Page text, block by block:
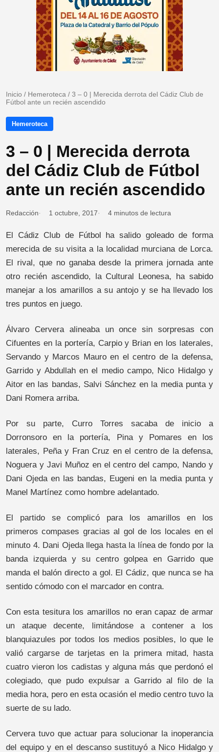
Inicio / Hemeroteca / 3 – 0 | Merecida derrota del Cádiz Club de
Fútbol ante un recién ascendido
Hemeroteca
3 – 0 | Merecida derrota
del Cádiz Club de Fútbol
ante un recién ascendido
Redacción 1 octubre, 2017 4 minutos de lectura
El Cádiz Club de Fútbol ha salido goleado de forma
merecida de su visita a la localidad murciana de Lorca.
El rival, que no ganaba desde la primera jornada ante
otro recién ascendido, la Cultural Leonesa, ha sabido
manejar a los amarillos a su antojo y se ha llevado los
tres puntos en juego.
Álvaro Cervera alineaba un once sin sorpresas con
Cifuentes en la portería, Carpio y Brian en los laterales,
Servando y Marcos Mauro en el centro de la defensa,
Garrido y Abdullah en el medio campo, Nico Hidalgo y
Aitor en las bandas, Salvi Sánchez en la media punta y
Dani Romera arriba.
Por su parte, Curro Torres sacaba de inicio a
Dorronsoro en la portería, Pina y Pomares en los
laterales, Peña y Fran Cruz en el centro de la defensa,
Noguera y Javi Muñoz en el centro del campo, Nando y
Dani Ojeda en las bandas, Eugeni en la media punta y
Manel Martínez como hombre adelantado.
El partido se complicó para los amarillos en los
primeros compases gracias al gol de los locales en el
minuto 4. Dani Ojeda llega hasta la línea de fondo por la
banda izquierda y su centro golpea en Garrido que
manda el balón directo a gol. El Cádiz, que nunca se ha
sentido cómodo con el marcador en contra.
Con esta tesitura los amarillos no eran capaz de armar
un ataque decente, limitándose a contener a los
blanquiazules por todos los medios posibles, lo que le
valió cargarse de tarjetas en la primera mitad, hasta
cuatro vieron los cadistas y alguna más que perdonó el
colegiado, que pudo expulsar a Garrido al filo de la
media hora, pero en esta ocasión el medio centro tuvo la
suerte de su lado.
Cervera tuvo que actuar para solucionar la inoperancia
del equipo y en el descanso sustituyó a Nico Hidalgo y